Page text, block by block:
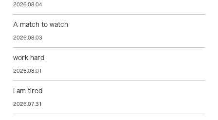
2026.08.04
A match to watch
2026.08.03
work hard
2026.08.01
I am tired
2026.07.31